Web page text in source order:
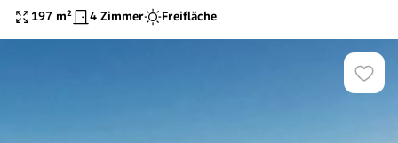
197 m² 4 Zimmer Freifläche